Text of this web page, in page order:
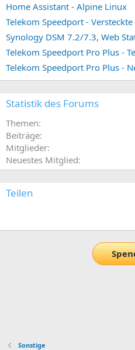
Home Assistant - Alpine Linux
Telekom Speedport -
Telekom Speedport Pro Plus -
Telekom Speedport Pro Plus -
Statistik des Forums
Themen
Beiträge
Mitglieder
Neuestes Mitglied
Teilen
Sonstige